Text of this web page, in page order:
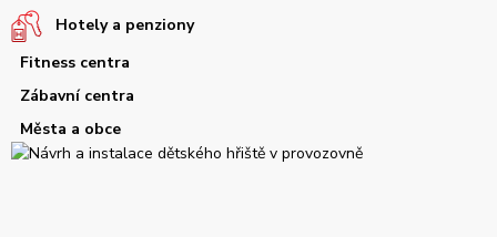
Hotely a penziony
Fitness centra
Zábavní centra
Města a obce